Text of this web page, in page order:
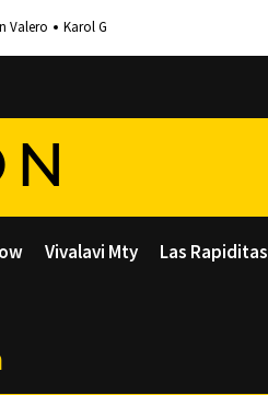
Valero Karol G
Vivalavi Mty Las Rapiditas